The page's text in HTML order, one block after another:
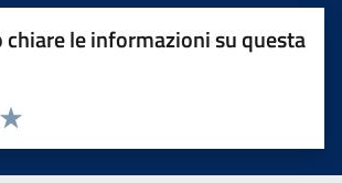
chiare le informazioni su questa
5 stelle su 5
4 stelle su 5
stelle su 5
su 5
5